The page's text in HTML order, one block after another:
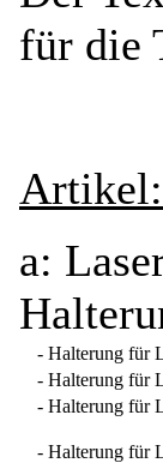
für die
Artikel:
a:
- Halterung für
- Halterung für
- Halterung für
- Halterung für